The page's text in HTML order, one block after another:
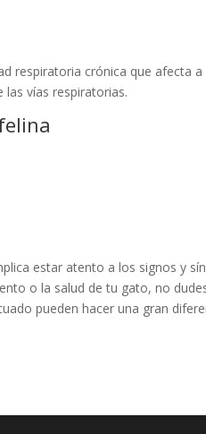
respiratoria crónica que afecta
vías respiratorias.
estar atento a los signos y
o la salud de tu gato, no
pueden hacer una gran